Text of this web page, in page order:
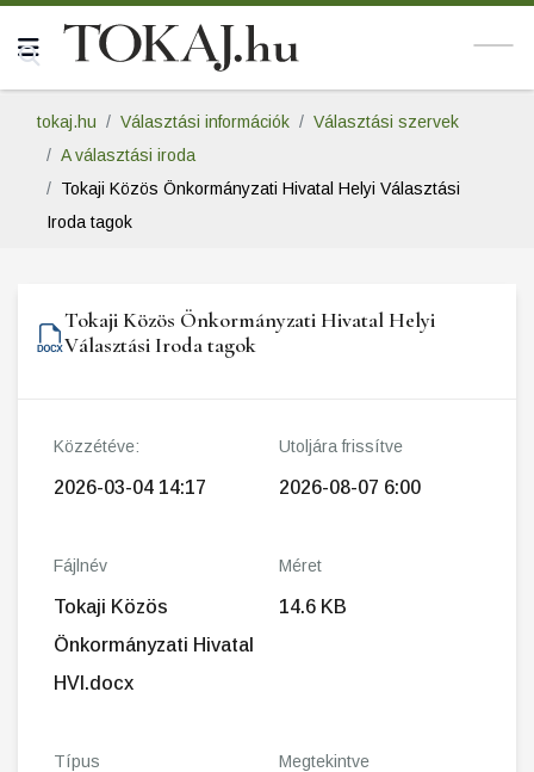
tokaj.hu Választási információk
Választási szervek
A választási iroda
Tokaji Közös Önkormányzati Hivatal Helyi Választási
Iroda tagok
Tokaji Közös Önkormányzati Hivatal Helyi
Választási Iroda tagok
Közzétéve:
2026-03-04 14:17
Utoljára frissítve
2026-08-07 6:00
Fájlnév
Tokaji Közös
Önkormányzati Hivatal
HVI.docx
Méret
14.6 KB
Típus Megtekintve